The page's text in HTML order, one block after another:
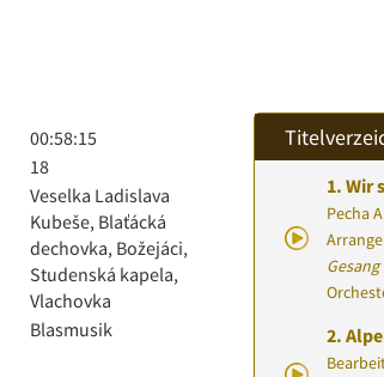
00:58:15
18
Veselka Ladislava
Kubeše, Blaťácká
dechovka, Božejáci,
Studenská kapela,
Vlachovka
Blasmusik
1. Wir
Pecha
2.